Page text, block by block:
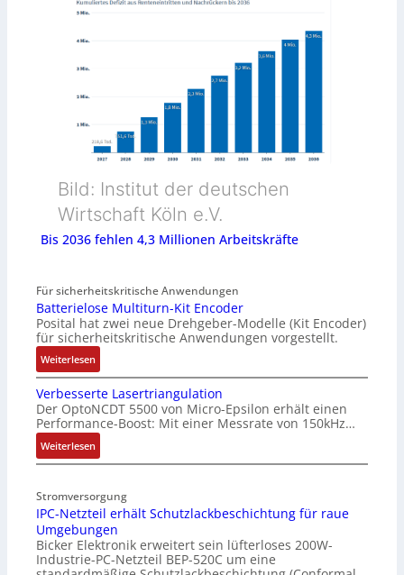
Bild: Institut der deutschen
Wirtschaft Köln e.V.
Bis 2036 fehlen 4,3 Millionen Arbeitskräfte
Für sicherheitskritische Anwendungen
Batterielose Multiturn-Kit Encoder
Posital hat zwei neue Drehgeber-Modelle (Kit Encoder)
für sicherheitskritische Anwendungen vorgestellt.
Weiterlesen:
B
a
t
t
e
r
e
l
o
s
e
Verbesserte Lasertriangulation
Der OptoNCDT 5500 von Micro-Epsilon erhält einen
Performance-Boost: Mit einer Messrate von 150kHz…
Weiterlesen:
V
r
b
e
s
s
Stromversorgung
IPC-Netzteil erhält Schutzlackbeschichtung für raue
Umgebungen
Bicker Elektronik erweitert sein lüfterloses 200W-
Industrie-PC-Netzteil BEP-520C um eine